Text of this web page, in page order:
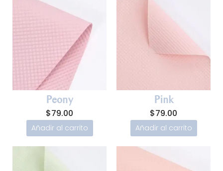
Peony
$79.00
Añadir al carrito
Pink
$79.00
Añadir al carrito